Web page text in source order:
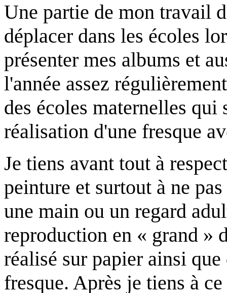
Une partie de mon travail
déplacer dans les écoles
présenter mes albums et
l'année assez
des écoles maternelles
réalisation d'une fresque
Je tiens avant tout à
peinture et surtout à ne
une main ou un regard
reproduction en « grand »
réalisé sur papier ainsi
fresque. Après je tiens à